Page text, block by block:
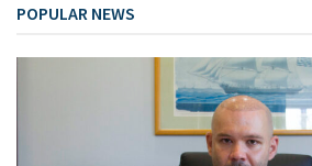
POPULAR NEWS